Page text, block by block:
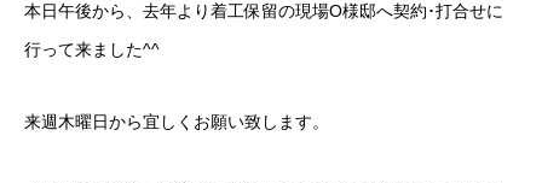
本日午後から、去年より着工保留の現場O様邸へ契約･打合せに
行って来ました^^
来週木曜日から宜しくお願い致します。